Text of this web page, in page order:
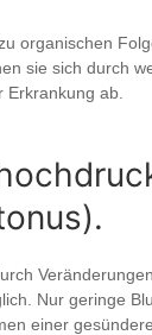
organischen
sie sich durch
Erkrankung ab.
Nur geringe
einer